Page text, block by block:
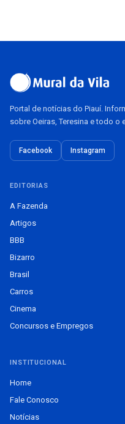
Portal de notícias do Piauí.
sobre Oeiras, Teresina e todo o
Facebook Instagram
EDITORIAS
A Fazenda
Artigos
BBB
Bizarro
Brasil
Carros
Cinema
Concursos e Empregos
INSTITUCIONAL
Home
Fale Conosco
Notícias